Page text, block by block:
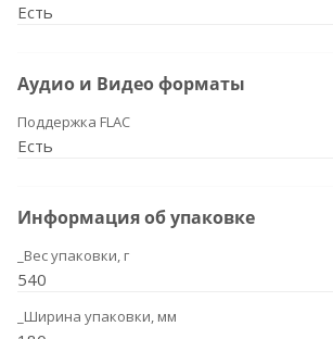
Есть
Аудио и Видео форматы
Поддержка FLAC
Есть
Информация об упаковке
_Вес упаковки, г
540
_Ширина упаковки, мм